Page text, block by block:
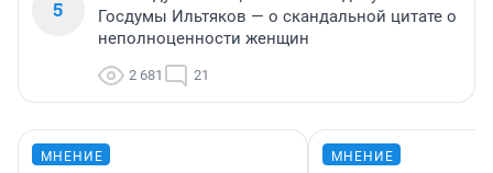
5
Госдумы Ильтяков — о скандальной цитате о
неполноценности женщин
2 681 21
МНЕНИЕ МНЕНИЕ